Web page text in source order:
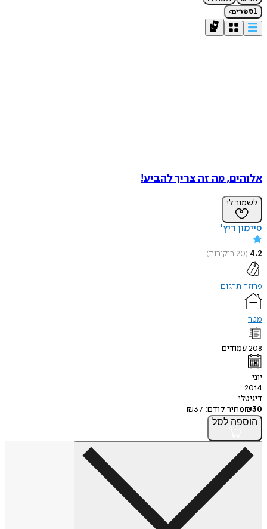
1ספרים›
אלוהים, מה זה צריך להביע!
לשמור לי
סיימון ריץ'
4.2
(
20ביקורות)
פרוזה תרגום
מטר
208עמודים
יוני
2014
דיגיטלי
₪30 מחיר קודם: ₪37
הוספה לסל